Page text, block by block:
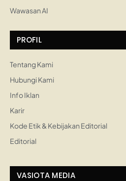
Wawasan AI
PROFIL
Tentang Kami
Hubungi Kami
Info Iklan
Karir
Kode Etik & Kebijakan Editorial
Editorial
VASIOTA MEDIA